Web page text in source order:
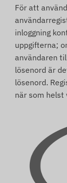
För att
inloggning
uppgifterna;
användaren
lösenord är
lösenord.
när som